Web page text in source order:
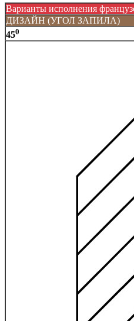
Варианты исполнения
ДИЗАЙН (УГОЛ ЗАПИЛА)
450